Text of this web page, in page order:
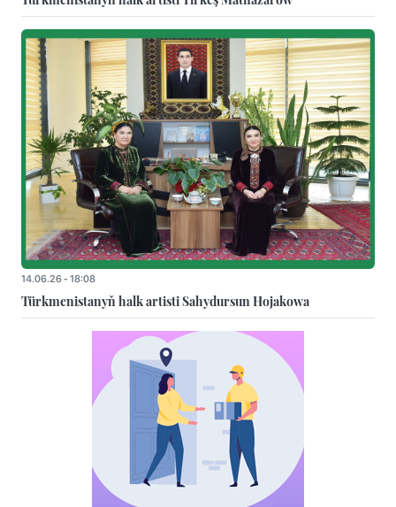
14.06.26 - 18:08
Türkmenistanyň halk artisti Sahydursun Hojakowa